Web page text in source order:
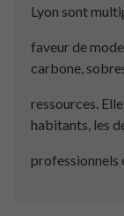
Lyon sont
faveur de
carbone,
ressources.
habitants, les
professionnels